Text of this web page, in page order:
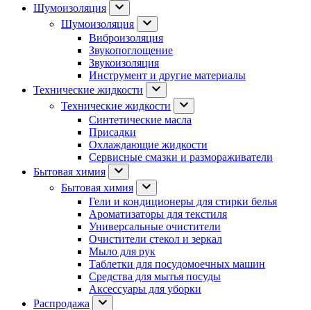
Шумоизоляция
Шумоизоляция
Виброизоляция
Звукопоглощение
Звукоизоляция
Инструмент и другие материалы
Технические жидкости
Технические жидкости
Синтетические масла
Присадки
Охлаждающие жидкости
Сервисные смазки и размораживатели
Бытовая химия
Бытовая химия
Гели и кондиционеры для стирки белья
Ароматизаторы для текстиля
Универсальные очистители
Очистители стекол и зеркал
Мыло для рук
Таблетки для посудомоечных машин
Средства для мытья посуды
Аксессуары для уборки
Распродажа